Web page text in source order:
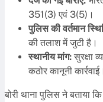
351(3) एवं 3(5)।
पुलिस की वर्तमान
की तलाश में जुटी है।
स्थानीय मांग: सुरक्षा
कठोर कानूनी कार्रवाई।
बोरी थाना पुलिस ने बताया